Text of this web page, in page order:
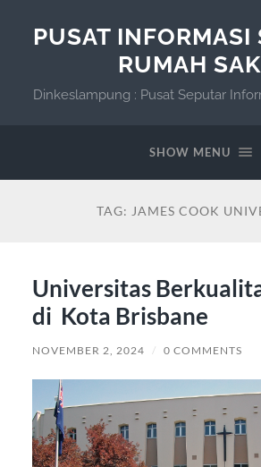
PUSAT INFORMASI
RUMAH
Dinkeslampung : Pusat Seputar
SHOW MENU
TAG: JAMES COOK
Universitas
di Kota Brisbane
NOVEMBER 2, 2024 / 0 COMMENTS